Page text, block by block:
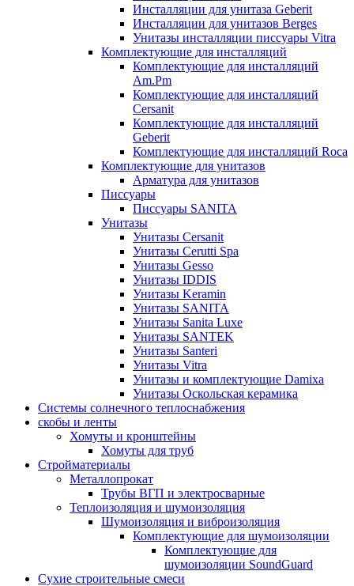
Инсталляции для унитаза Geberit
Инсталляции для унитазов Berges
Унитазы инсталляции писсуары Vitra
Комплектующие для инсталляций
Комплектующие для инсталляций
Am.Pm
Комплектующие для инсталляций
Cersanit
Комплектующие для инсталляций
Geberit
Комплектующие для инсталляций Roca
Комплектующие для унитазов
Арматура для унитазов
Писсуары
Писсуары SANITA
Унитазы
Унитазы Cersanit
Унитазы Cerutti Spa
Унитазы Gesso
Унитазы IDDIS
Унитазы Keramin
Унитазы SANITA
Унитазы Sanita Luxe
Унитазы SANTEK
Унитазы Santeri
Унитазы Vitra
Унитазы и комплектующие Damixa
Унитазы Оскольская керамика
Системы солнечного теплоснабжения
скобы и ленты
Хомуты и кронштейны
Хомуты для труб
Стройматериалы
Металлопрокат
Трубы ВГП и электросварные
Теплоизоляция и шумоизоляция
Шумоизоляция и виброизоляция
Комплектующие для шумоизоляции
Комплектующие для
шумоизоляции SoundGuard
Сухие строительные смеси